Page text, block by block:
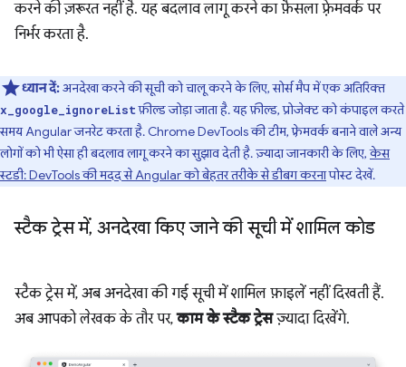
करने की ज़रूरत नहीं है. यह बदलाव लागू करने का फ़ैसला फ़्रेमवर्क पर
निर्भर करता है.
ध्यान दें:अनदेखा करने की सूची को चालू करने के लिए, सोर्स मैप में एक अतिरिक्त
x_google_ignoreListफ़ील्ड जोड़ा जाता है. यह फ़ील्ड, प्रोजेक्ट को कंपाइल करते
समय Angular जनरेट करता है. Chrome DevTools की टीम, फ़्रेमवर्क बनाने वाले अन्य
लोगों को भी ऐसा ही बदलाव लागू करने का सुझाव देती है. ज़्यादा जानकारी के लिए,केस
स्टडी: DevTools की मदद से Angular को बेहतर तरीके से डीबग करनापोस्ट देखें.
स्टैक ट्रेस में, अनदेखा किए जाने की सूची में शामिल कोड
स्टैक ट्रेस में, अब अनदेखा की गई सूची में शामिल फ़ाइलें नहीं दिखती हैं.
अब आपको लेखक के तौर पर,काम के स्टैक ट्रेसज़्यादा दिखेंगे.